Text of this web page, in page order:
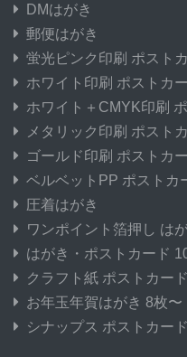
DMはがき
郵便はがき
蛍光ピンク印刷 ポスト
ホワイト印刷 ポストカ
ホワイト＋CMYK印刷
メタリック印刷 ポスト
ゴールド印刷 ポストカ
ベルベットPP ポストカ
圧着はがき
ワンポイント箔押し は
はがき・ポストカード
クラフト紙 ポストカー
お年玉年賀はがき 8枚〜
シナップス ポストカー